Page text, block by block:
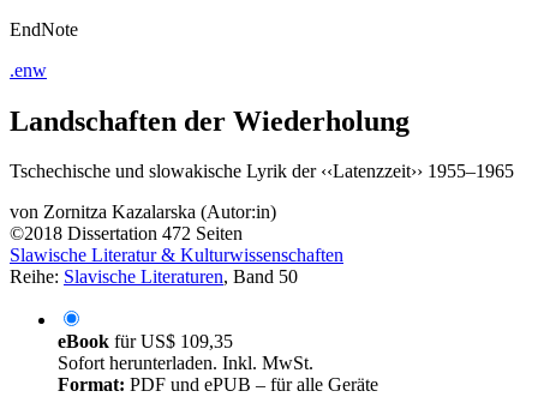
EndNote
.enw
Landschaften der Wiederholung
Tschechische und slowakische Lyrik der ‹‹Latenzzeit›› 1955–1965
von Zornitza Kazalarska (Autor:in)
©2018 Dissertation 472 Seiten
Slawische Literatur & Kulturwissenschaften
Reihe: Slavische Literaturen, Band 50
eBook fürUS$ 109,35
Sofort herunterladen. Inkl. MwSt.
Format: PDF und ePUB – für alle Geräte